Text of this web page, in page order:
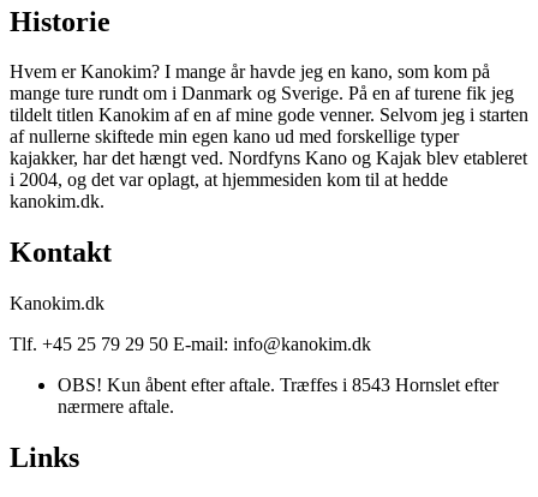
Historie
Hvem er Kanokim? I mange år havde jeg en kano, som kom på
mange ture rundt om i Danmark og Sverige. På en af turene fik jeg
tildelt titlen Kanokim af en af mine gode venner. Selvom jeg i starten
af nullerne skiftede min egen kano ud med forskellige typer
kajakker, har det hængt ved. Nordfyns Kano og Kajak blev etableret
i 2004, og det var oplagt, at hjemmesiden kom til at hedde
kanokim.dk.
Kontakt
Kanokim.dk
Tlf. +45 25 79 29 50 E-mail: info@kanokim.dk
OBS! Kun åbent efter aftale. Træffes i 8543 Hornslet efter
nærmere aftale.
Links